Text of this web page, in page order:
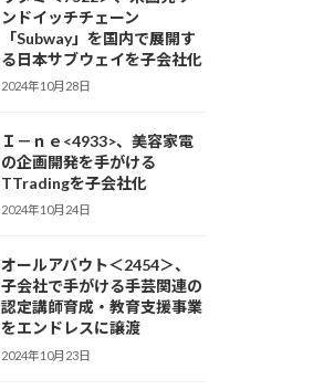
ンドイッチチェーン
「Subway」を国内で展開す
る日本サブウェイを子会社化
2024年10月28日
Ｉ－ｎｅ<4933>、美容家電
の企画開発を手がける
TTradingを子会社化
2024年10月24日
オールアバウト＜2454＞、
子会社で手がける手芸関連の
認定講師育成・教育支援事業
をエンドレスに譲渡
2024年10月23日